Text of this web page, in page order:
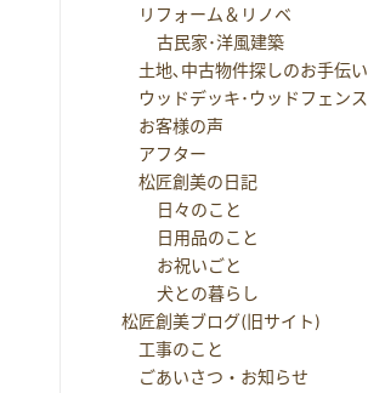
リフォーム＆リノベ
古民家･洋風建築
土地､中古物件探しのお手伝い
ウッドデッキ･ウッドフェンス
お客様の声
アフター
松匠創美の日記
日々のこと
日用品のこと
お祝いごと
犬との暮らし
松匠創美ブログ(旧サイト)
工事のこと
ごあいさつ・お知らせ